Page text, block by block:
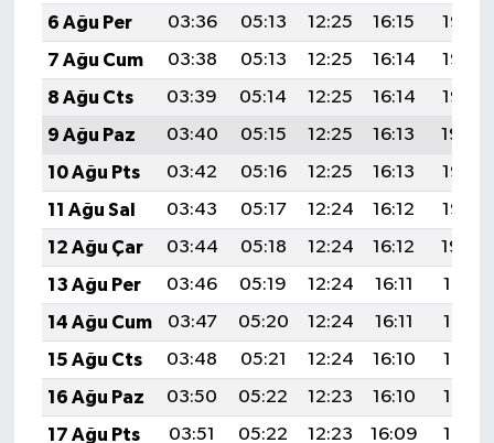
6 Ağu Per
03:36 05:13 12:25 16:15
19:28
7 Ağu Cum
03:38 05:13 12:25 16:14
19:26
8 Ağu Cts
03:39 05:14 12:25 16:14
19:25
9 Ağu Paz
03:40 05:15 12:25 16:13
19:24
10 Ağu Pts
03:42 05:16 12:25 16:13
19:23
11 Ağu Sal
03:43 05:17 12:24 16:12
19:22
12 Ağu Çar
03:44 05:18 12:24 16:12
19:20
13 Ağu Per
03:46 05:19 12:24 16:11
19:19
14 Ağu Cum
03:47 05:20 12:24 16:11
19:18
15 Ağu Cts
03:48 05:21 12:24 16:10
19:17
16 Ağu Paz
03:50 05:22 12:23 16:10
19:15
17 Ağu Pts
03:51 05:22 12:23 16:09
19:14